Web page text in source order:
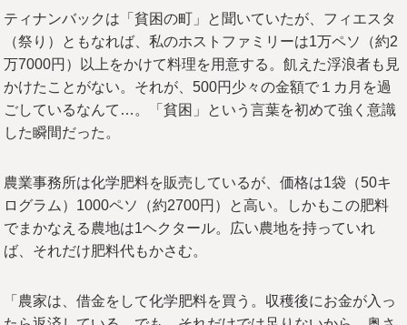
ティナンバックは「貧困の町」と聞いていたが、フィエスタ
（祭り）ともなれば、私のホストファミリーは1万ペソ（約2
万7000円）以上をかけて料理を用意する。飢えた浮浪者も見
かけたことがない。それが、500円少々の金額で１カ月を過
ごしているなんて…。「貧困」という言葉を初めて強く意識
した瞬間だった。
農業事務所は化学肥料を販売しているが、価格は1袋（50キ
ログラム）1000ペソ（約2700円）と高い。しかもこの肥料
でまかなえる農地は1ヘクタール。広い農地を持っていれ
ば、それだけ肥料代もかさむ。
「農家は、借金をして化学肥料を買う。収穫後にお金が入っ